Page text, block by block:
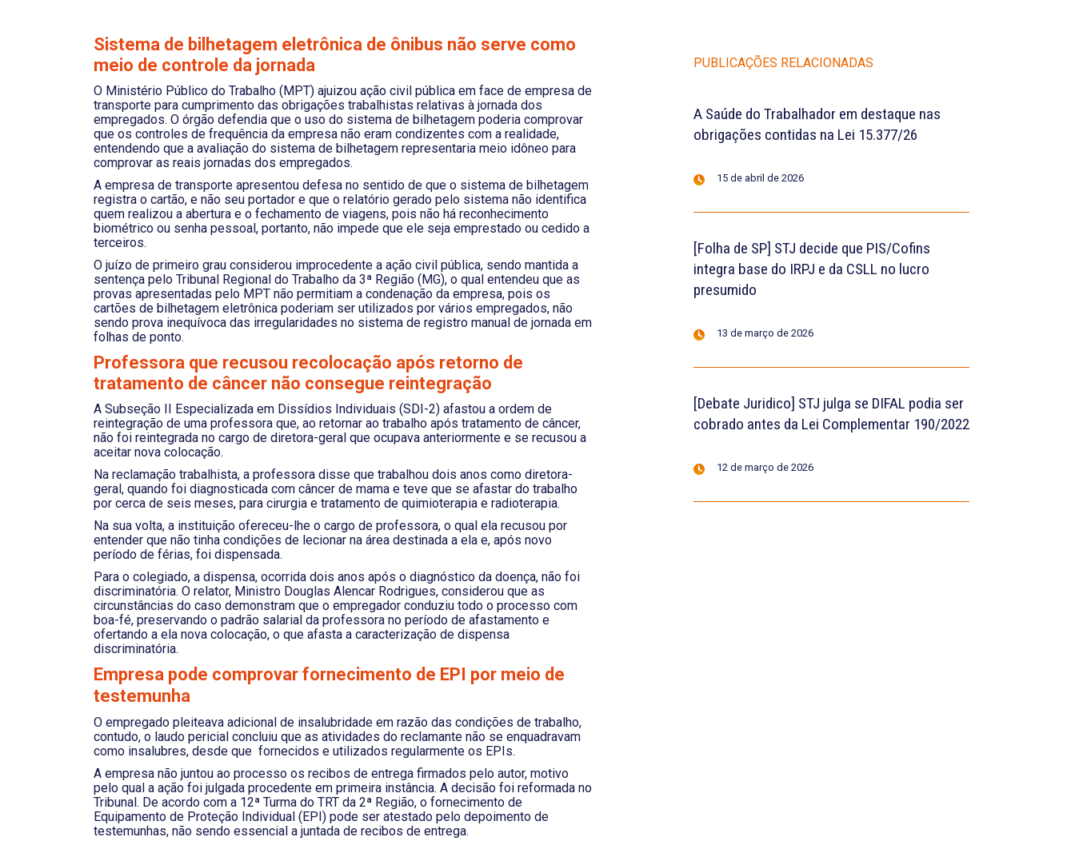
Sistema de bilhetagem eletrônica de ônibus não serve como
meio de controle da jornada
O Ministério Público do Trabalho (MPT) ajuizou ação civil pública em face de empresa de
transporte para cumprimento das obrigações trabalhistas relativas à jornada dos
empregados. O órgão defendia que o uso do sistema de bilhetagem poderia comprovar
que os controles de frequência da empresa não eram condizentes com a realidade,
entendendo que a avaliação do sistema de bilhetagem representaria meio idôneo para
comprovar as reais jornadas dos empregados.
A empresa de transporte apresentou defesa no sentido de que o sistema de bilhetagem
registra o cartão, e não seu portador e que o relatório gerado pelo sistema não identifica
quem realizou a abertura e o fechamento de viagens, pois não há reconhecimento
biométrico ou senha pessoal, portanto, não impede que ele seja emprestado ou cedido a
terceiros.
O juízo de primeiro grau considerou improcedente a ação civil pública, sendo mantida a
sentença pelo Tribunal Regional do Trabalho da 3ª Região (MG), o qual entendeu que as
provas apresentadas pelo MPT não permitiam a condenação da empresa, pois os
cartões de bilhetagem eletrônica poderiam ser utilizados por vários empregados, não
sendo prova inequívoca das irregularidades no sistema de registro manual de jornada em
folhas de ponto.
Professora que recusou recolocação após retorno de
tratamento de câncer não consegue reintegração
A Subseção II Especializada em Dissídios Individuais (SDI-2) afastou a ordem de
reintegração de uma professora que, ao retornar ao trabalho após tratamento de câncer,
não foi reintegrada no cargo de diretora-geral que ocupava anteriormente e se recusou a
aceitar nova colocação.
Na reclamação trabalhista, a professora disse que trabalhou dois anos como diretora-
geral, quando foi diagnosticada com câncer de mama e teve que se afastar do trabalho
por cerca de seis meses, para cirurgia e tratamento de quimioterapia e radioterapia.
Na sua volta, a instituição ofereceu-lhe o cargo de professora, o qual ela recusou por
entender que não tinha condições de lecionar na área destinada a ela e, após novo
período de férias, foi dispensada.
Para o colegiado, a dispensa, ocorrida dois anos após o diagnóstico da doença, não foi
discriminatória. O relator, Ministro Douglas Alencar Rodrigues, considerou que as
circunstâncias do caso demonstram que o empregador conduziu todo o processo com
boa-fé, preservando o padrão salarial da professora no período de afastamento e
ofertando a ela nova colocação, o que afasta a caracterização de dispensa
discriminatória.
Empresa pode comprovar fornecimento de EPI por meio de
testemunha
O empregado pleiteava adicional de insalubridade em razão das condições de trabalho,
contudo, o laudo pericial concluiu que as atividades do reclamante não se enquadravam
como insalubres, desde que fornecidos e utilizados regularmente os EPIs.
A empresa não juntou ao processo os recibos de entrega firmados pelo autor, motivo
pelo qual a ação foi julgada procedente em primeira instância. A decisão foi reformada no
Tribunal. De acordo com a 12ª Turma do TRT da 2ª Região, o fornecimento de
Equipamento de Proteção Individual (EPI) pode ser atestado pelo depoimento de
testemunhas, não sendo essencial a juntada de recibos de entrega.
PUBLICAÇÕES RELACIONADAS
A Saúde do Trabalhador em destaque nas
obrigações contidas na Lei 15.377/26
15 de abril de 2026
[Folha de SP] STJ decide que PIS/Cofins
integra base do IRPJ e da CSLL no lucro
presumido
13 de março de 2026
[Debate Juridico] STJ julga se DIFAL podia ser
cobrado antes da Lei Complementar 190/2022
12 de março de 2026